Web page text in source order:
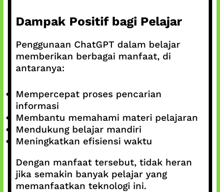
Dampak Positif bagi Pelajar
Penggunaan ChatGPT dalam belajar
memberikan berbagai manfaat, di
antaranya:
Mempercepat proses pencarian
informasi
Membantu memahami materi pelajaran
Mendukung belajar mandiri
Meningkatkan efisiensi waktu
Dengan manfaat tersebut, tidak heran
jika semakin banyak pelajar yang
memanfaatkan teknologi ini.